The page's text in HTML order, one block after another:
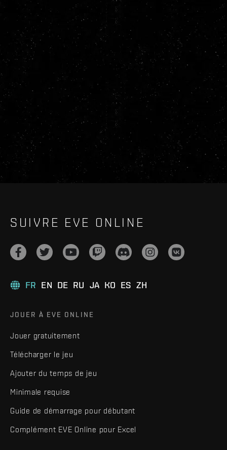
SUIVRE EVE ONLINE
FR EN DE RU JA KO ES ZH
JOUER À EVE ONLINE
Jouer gratuitement
Télécharger le jeu
Ajouter du temps de jeu
Minimale requise
Guide de démarrage pour débutant
Complément EVE Online pour Excel